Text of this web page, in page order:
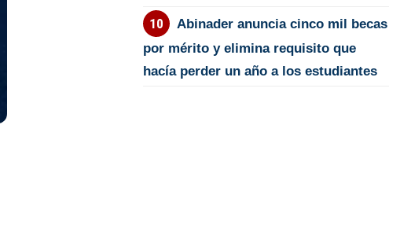
Abinader anuncia cinco mil becas
por mérito y elimina requisito que
hacía perder un año a los estudiantes